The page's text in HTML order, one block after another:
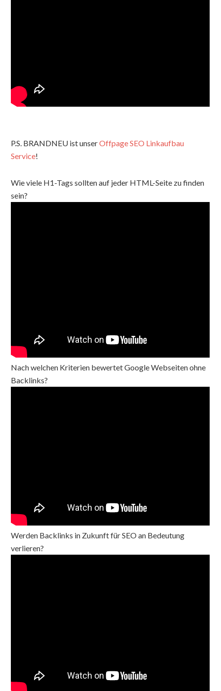
P.S. BRANDNEU ist unserOffpage SEO Linkaufbau
Service!
Wie viele H1-Tags sollten auf jeder HTML-Seite zu finden
sein?
Nach welchen Kriterien bewertet Google Webseiten ohne
Backlinks?
Werden Backlinks in Zukunft für SEO an Bedeutung
verlieren?